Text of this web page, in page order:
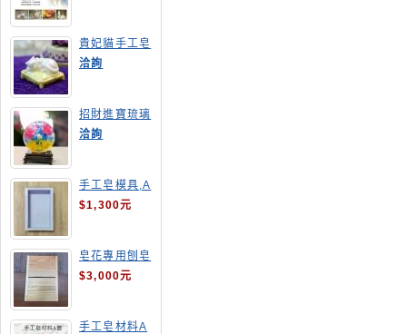
貴妃貓手工皂
洽詢
招財進寶琉璃
手工皂
洽詢
手工皂模具,A
4渲染盤
$1,300元
皂花專用刨皂
器
$3,000元
手工皂材料A